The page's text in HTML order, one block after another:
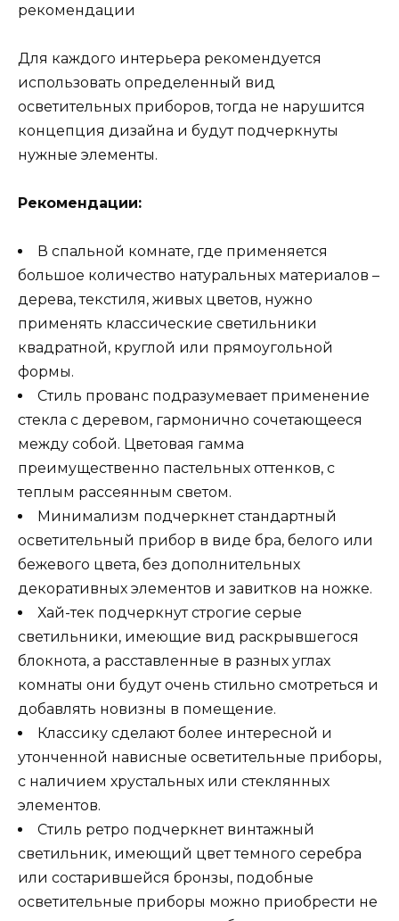
рекомендации
Для каждого интерьера рекомендуется
использовать определенный вид
осветительных приборов, тогда не нарушится
концепция дизайна и будут подчеркнуты
нужные элементы.
Рекомендации:
В спальной комнате, где применяется
большое количество натуральных материалов –
дерева, текстиля, живых цветов, нужно
применять классические светильники
квадратной, круглой или прямоугольной
формы.
Стиль прованс подразумевает применение
стекла с деревом, гармонично сочетающееся
между собой. Цветовая гамма
преимущественно пастельных оттенков, с
теплым рассеянным светом.
Минимализм подчеркнет стандартный
осветительный прибор в виде бра, белого или
бежевого цвета, без дополнительных
декоративных элементов и завитков на ножке.
Хай-тек подчеркнут строгие серые
светильники, имеющие вид раскрывшегося
блокнота, а расставленные в разных углах
комнаты они будут очень стильно смотреться и
добавлять новизны в помещение.
Классику сделают более интересной и
утонченной нависные осветительные приборы,
с наличием хрустальных или стеклянных
элементов.
Стиль ретро подчеркнет винтажный
светильник, имеющий цвет темного серебра
или состарившейся бронзы, подобные
осветительные приборы можно приобрести не